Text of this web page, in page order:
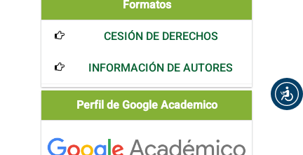
Formatos
CESIÓN DE DERECHOS
INFORMACIÓN DE AUTORES
ScholarPerfil de Google Academico